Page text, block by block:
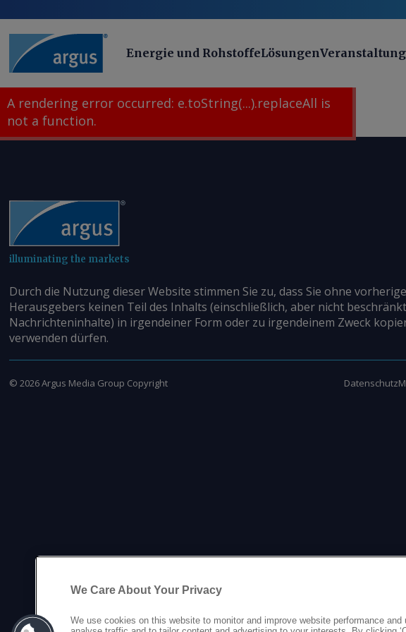
Energie und RohstoffeLösungen
A rendering error occurred: e.toString(...).replaceAll is
not a function.
illuminating the markets
Durch die Nutzung dieser Website stimmen Sie zu, dass Sie ohne
Herausgebers keinen Teil des Inhalts (einschließlich, aber nicht
Nachrichteninhalte) in irgendeiner Form oder zu irgendeinem Zweck
verwenden dürfen.
© 2026Argus Media Group Copyright Datenschutz
We Care About Your Privacy
We use cookies on this website to monitor and improve website performance and